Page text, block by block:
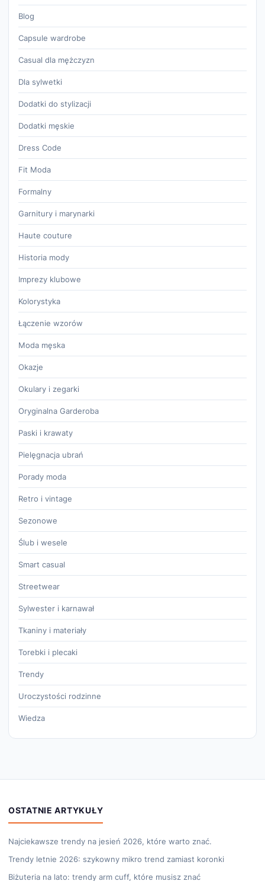
Blog
Capsule wardrobe
Casual dla mężczyzn
Dla sylwetki
Dodatki do stylizacji
Dodatki męskie
Dress Code
Fit Moda
Formalny
Garnitury i marynarki
Haute couture
Historia mody
Imprezy klubowe
Kolorystyka
Łączenie wzorów
Moda męska
Okazje
Okulary i zegarki
Oryginalna Garderoba
Paski i krawaty
Pielęgnacja ubrań
Porady moda
Retro i vintage
Sezonowe
Ślub i wesele
Smart casual
Streetwear
Sylwester i karnawał
Tkaniny i materiały
Torebki i plecaki
Trendy
Uroczystości rodzinne
Wiedza
OSTATNIE ARTYKUŁY
Najciekawsze trendy na jesień 2026, które warto znać.
Trendy letnie 2026: szykowny mikro trend zamiast koronki
Biżuteria na lato: trendy arm cuff, które musisz znać